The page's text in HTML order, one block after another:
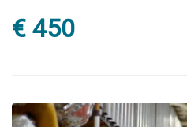
€ 450